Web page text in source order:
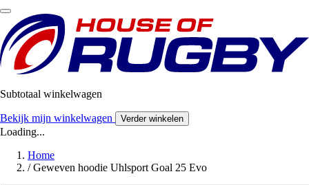
Subtotaal winkelwagen
Bekijk mijn winkelwagen Verder winkelen
Loading...
Home
/ Geweven hoodie Uhlsport Goal 25 Evo